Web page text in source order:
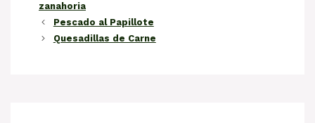
zanahoria
Pescado al Papillote
Quesadillas de Carne